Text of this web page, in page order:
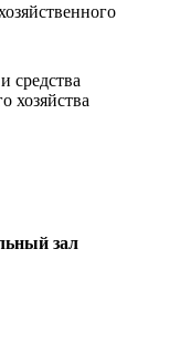
средства
хозяйства
зал